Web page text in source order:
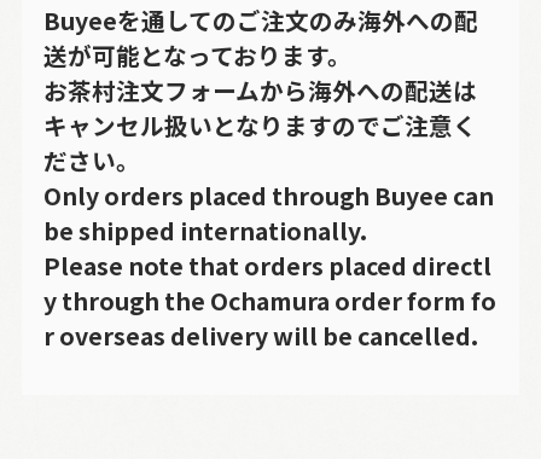
Buyeeを通してのご注文のみ海外への配
送が可能となっております。
お茶村注文フォームから海外への配送は
キャンセル扱いとなりますのでご注意く
ださい。
Only orders placed through Buyee can
be shipped internationally.
Please note that orders placed directl
y through the Ochamura order form fo
r overseas delivery will be cancelled.